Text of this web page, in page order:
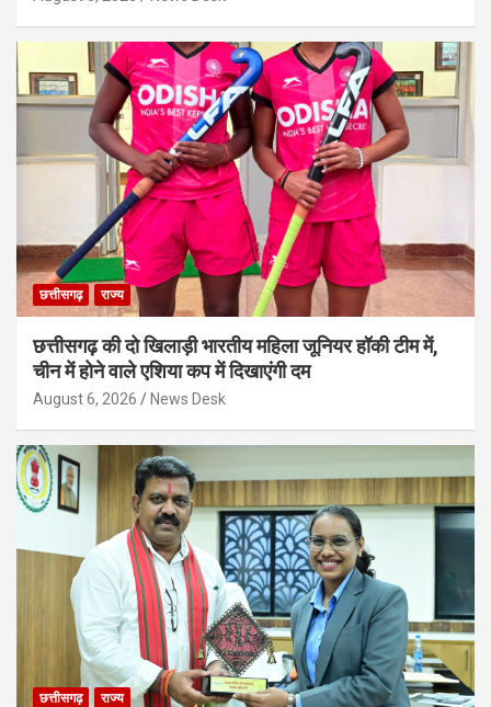
छत्तीसगढ़ राज्य
छत्तीसगढ़ की दो खिलाड़ी भारतीय महिला जूनियर हॉकी टीम में,
चीन में होने वाले एशिया कप में दिखाएंगी दम
August 6, 2026 News Desk
छत्तीसगढ़ राज्य